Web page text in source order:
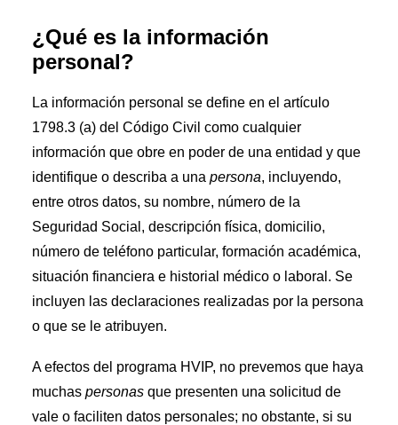
¿Qué es la información
personal?
La información personal se define en el artículo
1798.3 (a) del Código Civil como cualquier
información que obre en poder de una entidad y que
identifique o describa a una persona, incluyendo,
entre otros datos, su nombre, número de la
Seguridad Social, descripción física, domicilio,
número de teléfono particular, formación académica,
situación financiera e historial médico o laboral. Se
incluyen las declaraciones realizadas por la persona
o que se le atribuyen.
A efectos del programa HVIP, no prevemos que haya
muchas personas que presenten una solicitud de
vale o faciliten datos personales; no obstante, si su